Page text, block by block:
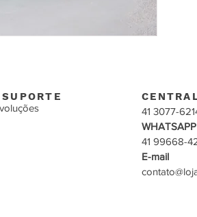
41 3077-
WHATSAPP
41 99668-
E-mail